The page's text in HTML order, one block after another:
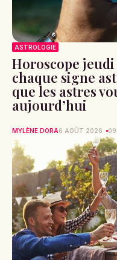
ASTROLOGIE
Horoscope
chaque signe
que les astres
aujourd’hui
MYLÈNE DORA6 AOÛT 2026